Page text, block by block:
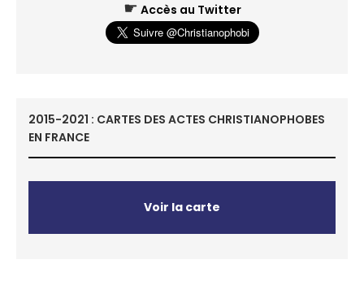
☛ Accès au Twitter
2015-2021 : CARTES DES ACTES CHRISTIANOPHOBES
EN FRANCE
Voir la carte